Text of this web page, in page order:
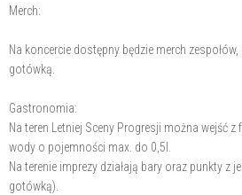
Merch:
Na koncercie dostępny będzie merch
gotówką.
Gastronomia:
Na teren Letniej Sceny Progresji można wejść
wody o pojemności max. do 0,5l.
Na terenie imprezy działają bary oraz punkty z
gotówką).